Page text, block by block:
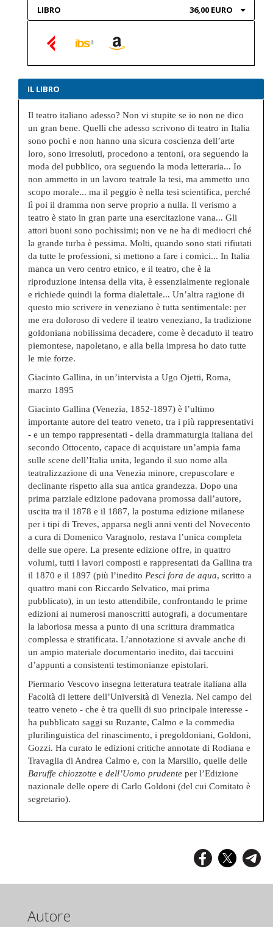
LIBRO 36,00 EURO
IL LIBRO
Il teatro italiano adesso? Non vi stupite se io non ne dico
un gran bene. Quelli che adesso scrivono di teatro in Italia
sono pochi e non hanno una sicura coscienza dell’arte
loro, sono irresoluti, procedono a tentoni, ora seguendo la
moda del pubblico, ora seguendo la moda letteraria... Io
non ammetto in un lavoro teatrale la tesi, ma ammetto uno
scopo morale... ma il peggio è nella tesi scientifica, perché
lì poi il dramma non serve proprio a nulla. Il verismo a
teatro è stato in gran parte una esercitazione vana... Gli
attori buoni sono pochissimi; non ve ne ha di mediocri ché
la grande turba è pessima. Molti, quando sono stati rifiutati
da tutte le professioni, si mettono a fare i comici... In Italia
manca un vero centro etnico, e il teatro, che è la
riproduzione intensa della vita, è essenzialmente regionale
e richiede quindi la forma dialettale... Un’altra ragione di
questo mio scrivere in veneziano è tutta sentimentale: per
me era doloroso di vedere il teatro veneziano, la tradizione
goldoniana nobilissima decadere, come è decaduto il teatro
piemontese, napoletano, e alla bella impresa ho dato tutte
le mie forze.
Giacinto Gallina, in un’intervista a Ugo Ojetti, Roma,
marzo 1895
Giacinto Gallina (Venezia, 1852-1897) è l’ultimo
importante autore del teatro veneto, tra i più rappresentativi
- e un tempo rappresentati - della drammaturgia italiana del
secondo Ottocento, capace di acquistare un’ampia fama
sulle scene dell’Italia unita, legando il suo nome alla
teatralizzazione di una Venezia minore, crepuscolare e
declinante rispetto alla sua antica grandezza. Dopo una
prima parziale edizione padovana promossa dall’autore,
uscita tra il 1878 e il 1887, la postuma edizione milanese
per i tipi di Treves, apparsa negli anni venti del Novecento
a cura di Domenico Varagnolo, restava l’unica completa
delle sue opere. La presente edizione offre, in quattro
volumi, tutti i lavori composti e rappresentati da Gallina tra
il 1870 e il 1897 (più l’inedito Pesci fora de aqua, scritto a
quattro mani con Riccardo Selvatico, mai prima
pubblicato), in un testo attendibile, confrontando le prime
edizioni ai numerosi manoscritti autografi, a documentare
la laboriosa messa a punto di una scrittura drammatica
complessa e stratificata. L’annotazione si avvale anche di
un ampio materiale documentario inedito, dai taccuini
d’appunti a consistenti testimonianze epistolari.
Piermario Vescovo insegna letteratura teatrale italiana alla
Facoltà di lettere dell’Università di Venezia. Nel campo del
teatro veneto - che è tra quelli di suo principale interesse -
ha pubblicato saggi su Ruzante, Calmo e la commedia
plurilinguistica del rinascimento, i pregoldoniani, Goldoni,
Gozzi. Ha curato le edizioni critiche annotate di Rodiana e
Travaglia di Andrea Calmo e, con la Marsilio, quelle delle
Baruffe chiozzotte e dell’Uomo prudente per l’Edizione
nazionale delle opere di Carlo Goldoni (del cui Comitato è
segretario).
Autore